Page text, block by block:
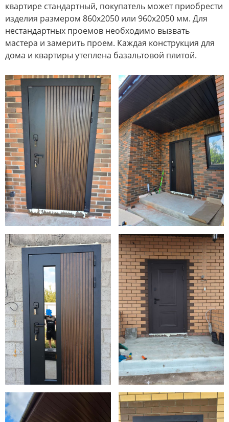
квартире стандартный, покупатель может приобрести
изделия размером 860х2050 или 960х2050 мм. Для
нестандартных проемов необходимо вызвать
мастера и замерить проем. Каждая конструкция для
дома и квартиры утеплена базальтовой плитой.